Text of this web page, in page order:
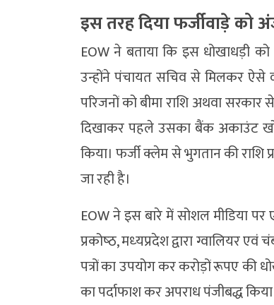
इस तरह दिया फर्जीवाड़े को
EOW ने बताया कि इस धोखाधड़ी
उन्होंने पंचायत सचिव से मिलकर ऐसे
परिजनों को बीमा राशि अथवा
दिखाकर पहले उसका बैंक अकाउंट
किया। फर्जी क्लेम से भुगतान की राशि
जा रही है।
EOW ने इस बारे में सोशल मीडिया
प्रकोष्‍ठ, मध्‍यप्रदेश द्वारा ग्वालियर एवं
पत्रों का उपयोग कर करोड़ों रूपए की
का पर्दाफाश कर अपराध पंजीबद्ध